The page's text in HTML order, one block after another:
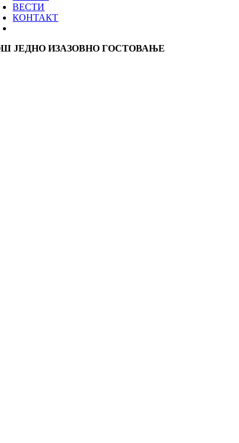
ВЕСТИ
КОНТАКТ
ЈЕДНО ИЗАЗОВНО ГОСТОВАЊЕ